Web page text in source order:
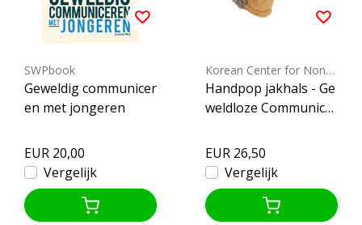
SWPbook
Geweldig communicer
en met jongeren
EUR 20,00
Vergelijk
Korean Center for Nonviolent Communication
Handpop jakhals - Ge
weldloze Communicat
EUR 26,50
Vergelijk